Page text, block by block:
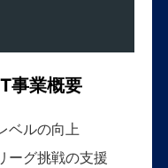
事業概要
ベルの向上
ーグ挑戦の支援